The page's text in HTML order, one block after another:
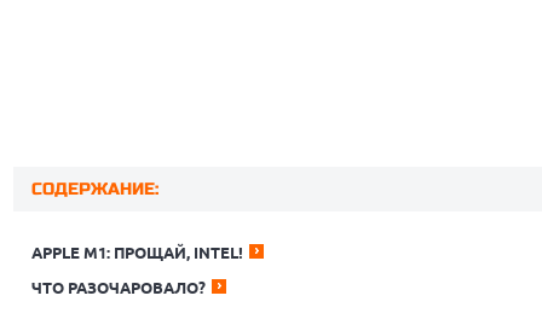
СОДЕРЖАНИЕ:
APPLE M1: ПРОЩАЙ, INTEL!
ЧТО РАЗОЧАРОВАЛО?